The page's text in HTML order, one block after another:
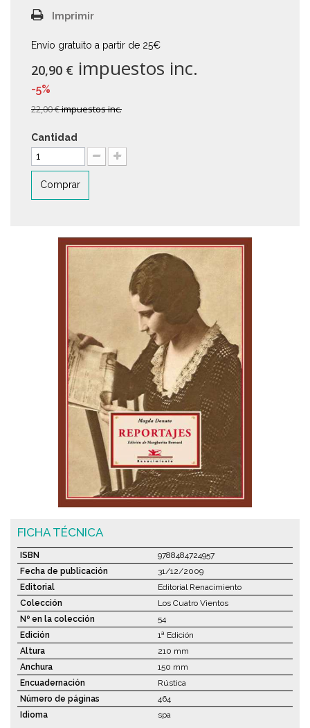
Imprimir
Envío gratuito a partir de 25€
20,90 € impuestos inc.
-5%
22,00 €impuestos inc.
Cantidad
Comprar
FICHA TÉCNICA
ISBN
9788484724957
Fecha de publicación
31/12/2009
Editorial
Editorial Renacimiento
Colección
Los Cuatro Vientos
Nº en la colección
54
Edición
1ª Edición
Altura
210 mm
Anchura
150 mm
Encuadernación
Rústica
Número de páginas
464
Idioma
spa